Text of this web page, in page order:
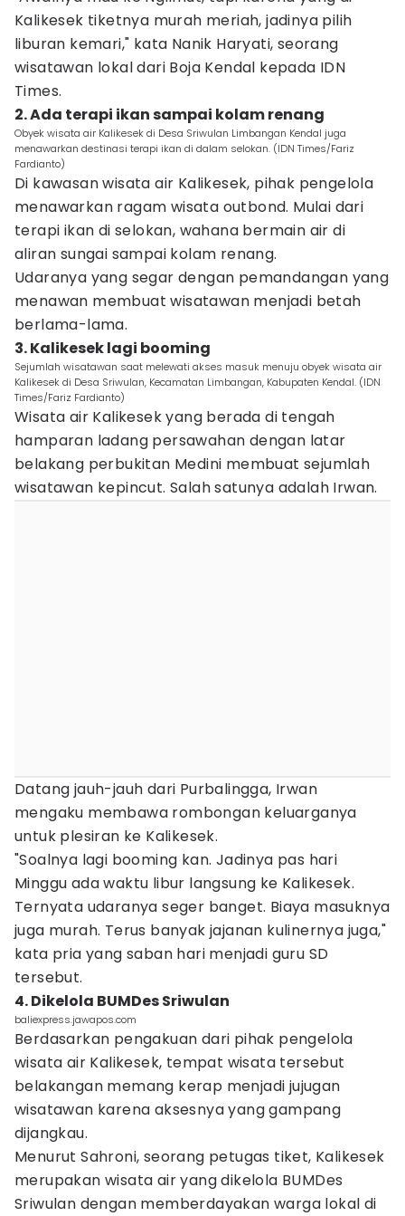
Kalikesek tiketnya murah meriah, jadinya pilih
liburan kemari," kata Nanik Haryati, seorang
wisatawan lokal dari Boja Kendal kepada IDN
Times.
2. Ada terapi ikan sampai kolam renang
Obyek wisata air Kalikesek di Desa Sriwulan Limbangan Kendal juga
menawarkan destinasi terapi ikan di dalam selokan. (IDN Times/Fariz
Fardianto)
Di kawasan wisata air Kalikesek, pihak pengelola
menawarkan ragam wisata outbond. Mulai dari
terapi ikan di selokan, wahana bermain air di
aliran sungai sampai kolam renang.
Udaranya yang segar dengan pemandangan yang
menawan membuat wisatawan menjadi betah
berlama-lama.
3. Kalikesek lagi booming
Sejumlah wisatawan saat melewati akses masuk menuju obyek wisata air
Kalikesek di Desa Sriwulan, Kecamatan Limbangan, Kabupaten Kendal. (IDN
Times/Fariz Fardianto)
Wisata air Kalikesek yang berada di tengah
hamparan ladang persawahan dengan latar
belakang perbukitan Medini membuat sejumlah
wisatawan kepincut. Salah satunya adalah Irwan.
Datang jauh-jauh dari Purbalingga, Irwan
mengaku membawa rombongan keluarganya
untuk plesiran ke Kalikesek.
"Soalnya lagi booming kan. Jadinya pas hari
Minggu ada waktu libur langsung ke Kalikesek.
Ternyata udaranya seger banget. Biaya masuknya
juga murah. Terus banyak jajanan kulinernya juga,"
kata pria yang saban hari menjadi guru SD
tersebut.
4. Dikelola BUMDes Sriwulan
baliexpress.jawapos.com
Berdasarkan pengakuan dari pihak pengelola
wisata air Kalikesek, tempat wisata tersebut
belakangan memang kerap menjadi jujugan
wisatawan karena aksesnya yang gampang
dijangkau.
Menurut Sahroni, seorang petugas tiket, Kalikesek
merupakan wisata air yang dikelola BUMDes
Sriwulan dengan memberdayakan warga lokal di